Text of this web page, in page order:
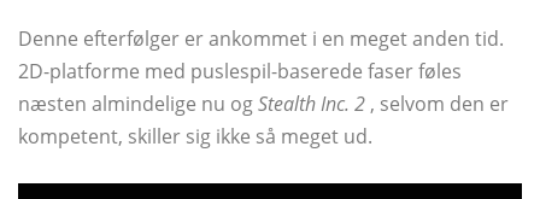
Denne efterfølger er ankommet i en meget anden tid.
2D-platforme med puslespil-baserede faser føles
næsten almindelige nu ogStealth Inc. 2 , selvom den er
kompetent, skiller sig ikke så meget ud.